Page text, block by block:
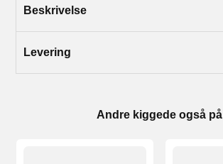
Beskrivelse
Levering
Andre kiggede også på